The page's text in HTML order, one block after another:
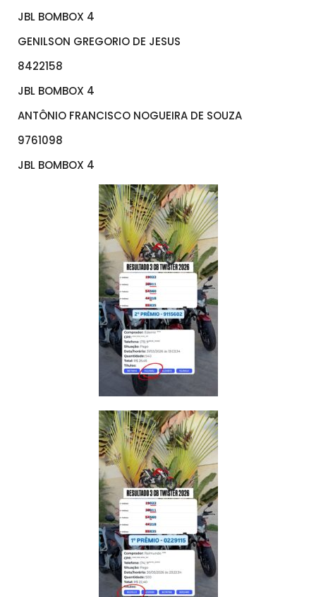
JBL BOMBOX 4
GENILSON GREGORIO DE JESUS
8422158
JBL BOMBOX 4
ANTÔNIO FRANCISCO NOGUEIRA DE SOUZA
9761098
JBL BOMBOX 4